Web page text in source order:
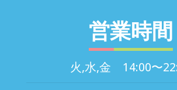
営業時間
火,水,金 14:00〜